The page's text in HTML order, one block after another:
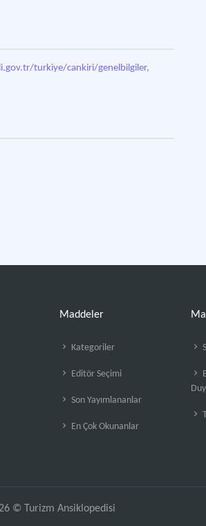
turkiye/cankiri/genelbilgiler,
Maddeler
Kategoriler
Editör Seçimi
Son Yayımlananlar
En Çok Okunanlar
© Turizm Ansiklopedisi